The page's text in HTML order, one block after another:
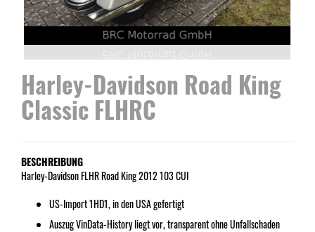
Harley-Davidson Road King
Classic FLHRC
BESCHREIBUNG
Harley-Davidson FLHR Road King 2012 103 CUI
US-Import 1HD1, in den USA gefertigt
Auszug VinData-History liegt vor, transparent ohne Unfallschaden